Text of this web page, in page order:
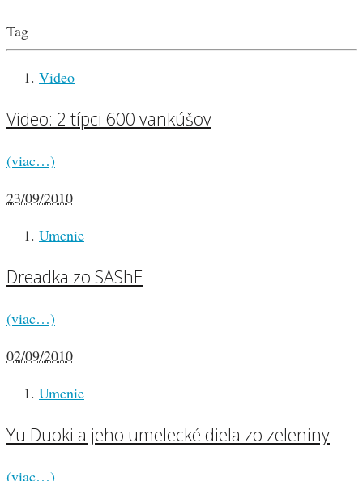
Tag
Video
Video: 2 típci 600 vankúšov
(viac…)
23/09/2010
Umenie
Dreadka zo SAShE
(viac…)
02/09/2010
Umenie
Yu Duoki a jeho umelecké diela zo zeleniny
(viac…)